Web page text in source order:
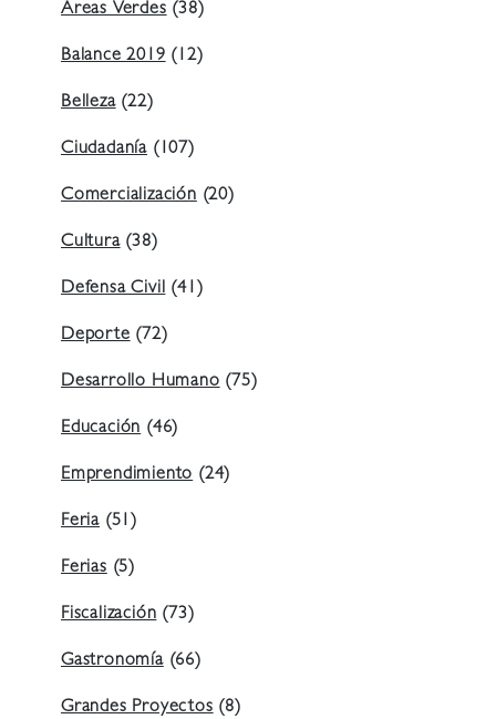
Áreas Verdes(38)
Balance 2019(12)
Belleza(22)
Ciudadanía (107)
Comercialización(20)
Cultura(38)
Defensa Civil(41)
Deporte(72)
Desarrollo Humano(75)
Educación(46)
Emprendimiento(24)
Feria (51)
Ferias(5)
Fiscalización(73)
Gastronomía(66)
Grandes Proyectos(8)